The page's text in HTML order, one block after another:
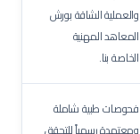
والعملية الشاقة بورش
المعاهد المهنية
الخاصة بنا.
فحوصات طبية شاملة